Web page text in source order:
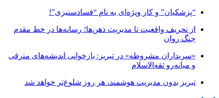
“پزشکیان” و کار ویژه‌ای به نام “فسادستیزی”!
از تحریف واقعیت تا مدیریت ذهن‌ها؛ رسانه‌ها در خط مقدم
جنگ روان
«سربداران مشروطه» در تبریز: بازخوانی اندیشه‌های مترقی
و میانه‌رو ثقه‌الاسلام
تبریز بدون مدیریت هوشمند، هر روز شلوغ‌تر خواهد شد